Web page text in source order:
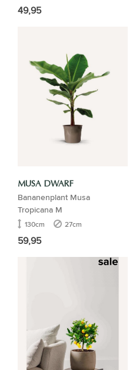
49,95
MUSA DWARF
Bananenplant Musa
Tropicana M
130cm 27cm
59,95